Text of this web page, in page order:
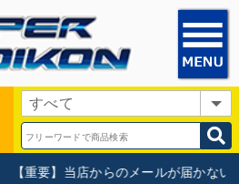
【重要】当店からのメールが届かない